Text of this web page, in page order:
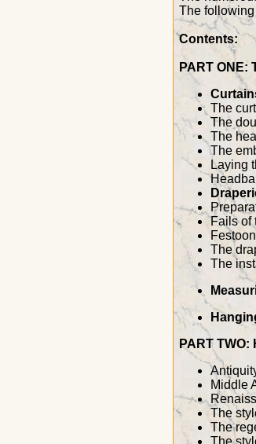
The
Contents:
PART ONE:
The
The
The
The
Laying
Fails of
The
The
PART TWO:
Middle
The
The
The